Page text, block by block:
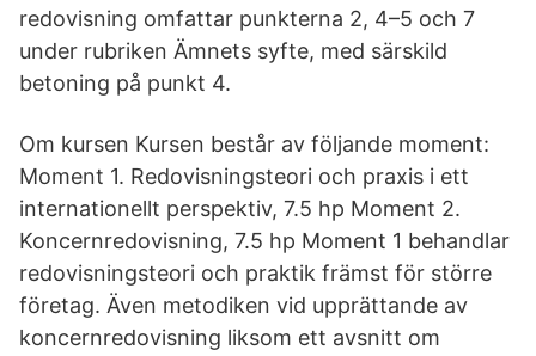
redovisning omfattar punkterna 2, 4–5 och 7
under rubriken Ämnets syfte, med särskild
betoning på punkt 4.
Om kursen Kursen består av följande moment:
Moment 1. Redovisningsteori och praxis i ett
internationellt perspektiv, 7.5 hp Moment 2.
Koncernredovisning, 7.5 hp Moment 1 behandlar
redovisningsteori och praktik främst för större
företag. Även metodiken vid upprättande av
koncernredovisning liksom ett avsnitt om